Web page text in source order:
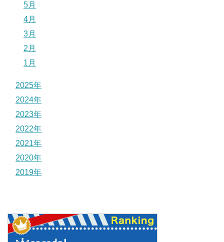
5月
4月
3月
2月
1月
2025年
2024年
2023年
2022年
2021年
2020年
2019年